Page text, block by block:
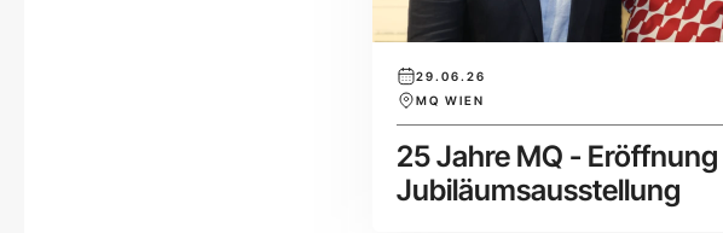
29.06.26
MQ WIEN
25 Jahre MQ -
Jubiläumsausstellung